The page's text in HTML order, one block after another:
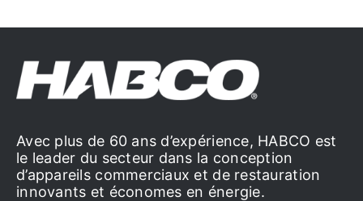
Avec plus de 60 ans d’expérience, HABCO est
le leader du secteur dans la conception
d’appareils commerciaux et de restauration
innovants et économes en énergie.